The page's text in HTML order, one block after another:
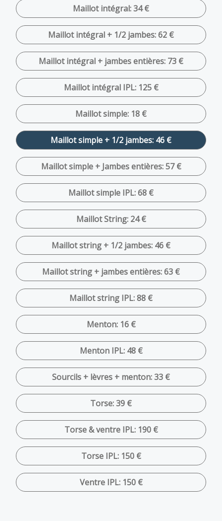
Maillot intégral: 34 €
Maillot intégral + 1/2 jambes: 62 €
Maillot intégral + jambes entières: 73 €
Maillot intégral IPL: 125 €
Maillot simple: 18 €
Maillot simple + 1/2 jambes: 46 €
Maillot simple + Jambes entières: 57 €
Maillot simple IPL: 68 €
Maillot String: 24 €
Maillot string + 1/2 jambes: 46 €
Maillot string + jambes entières: 63 €
Maillot string IPL: 88 €
Menton: 16 €
Menton IPL: 48 €
Sourcils + lèvres + menton: 33 €
Torse: 39 €
Torse & ventre IPL: 190 €
Torse IPL: 150 €
Ventre IPL: 150 €